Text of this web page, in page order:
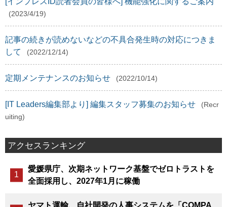
(2023/4/19)
記事の続きが読めないなどの不具合発生時の対応につきま
して
(2022/12/14)
定期メンテナンスのお知らせ (2022/10/14)
[IT Leaders編集部より] 編集スタッフ募集のお知らせ
(Recr
uiting)
アクセスランキング
愛媛県庁、次期ネットワーク基盤でゼロトラストを
全面採用し、2027年1月に稼働
ヤマト運輸、自社開発の人事システムを「COMPA